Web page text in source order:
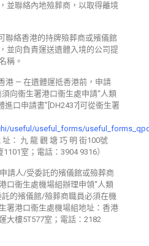
並聯絡內地殮葬商，以取得離境
聯絡香港的持牌殮葬商或殯儀館
並向負責運送遺體入境的公司提
稱。
港 — 在遺體運抵香港前，申請
向衞生署港口衞生處申請“人類
進口申請書”[DH2437]可從衞生署
useful/useful_forms/
址： 九 龍 觀 塘 巧 明 街100號
室；電話：3904 9316）
請人/受委託的殯儀館或殮葬商
口衞生處機場組辦理申領“人類
的殯儀館/殮葬商職員必須在機
署港口衞生處機場組地址：香港
大樓5T577室；電話：2182